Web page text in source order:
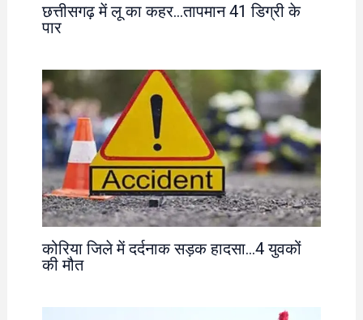
छत्तीसगढ़ में लू का कहर…तापमान 41 डिग्री के
पार
कोरिया जिले में दर्दनाक सड़क हादसा…4 युवकों
की मौत